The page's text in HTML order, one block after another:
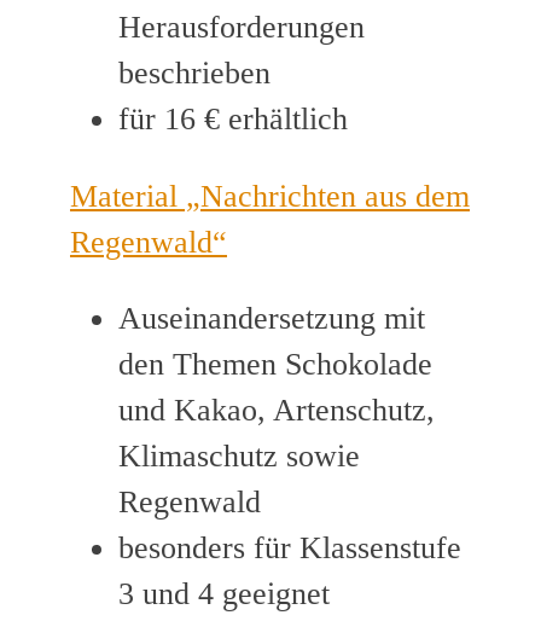
Herausforderungen
beschrieben
für 16 € erhältlich
Material „Nachrichten aus dem
Regenwald“
Auseinandersetzung mit
den Themen Schokolade
und Kakao, Artenschutz,
Klimaschutz sowie
Regenwald
besonders für Klassenstufe
3 und 4 geeignet